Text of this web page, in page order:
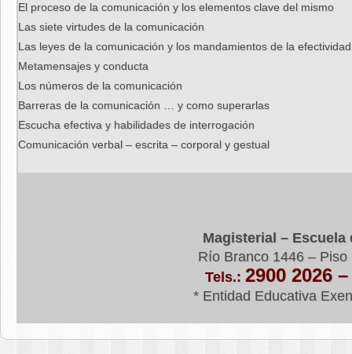
El proceso de la comunicación y los elementos clave del mismo
Las siete virtudes de la comunicación
Las leyes de la comunicación y los mandamientos de la efectividad
Metamensajes y conducta
Los números de la comunicación
Barreras de la comunicación … y como superarlas
Escucha efectiva y habilidades de interrogación
Comunicación verbal – escrita – corporal y gestual
Magisterial – Escuela
Río Branco 1446 –
Tels.: 2900 2026
* Entidad Educativa